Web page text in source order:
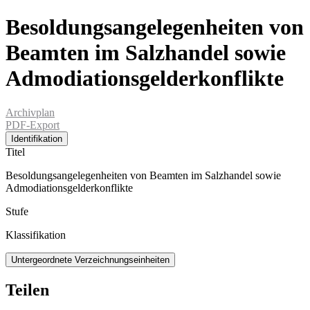
Besoldungsangelegenheiten von
Beamten im Salzhandel sowie
Admodiationsgelderkonflikte
Archivplan
PDF-Export
Identifikation
Titel
Besoldungsangelegenheiten von Beamten im Salzhandel sowie
Admodiationsgelderkonflikte
Stufe
Klassifikation
Untergeordnete Verzeichnungseinheiten
Teilen